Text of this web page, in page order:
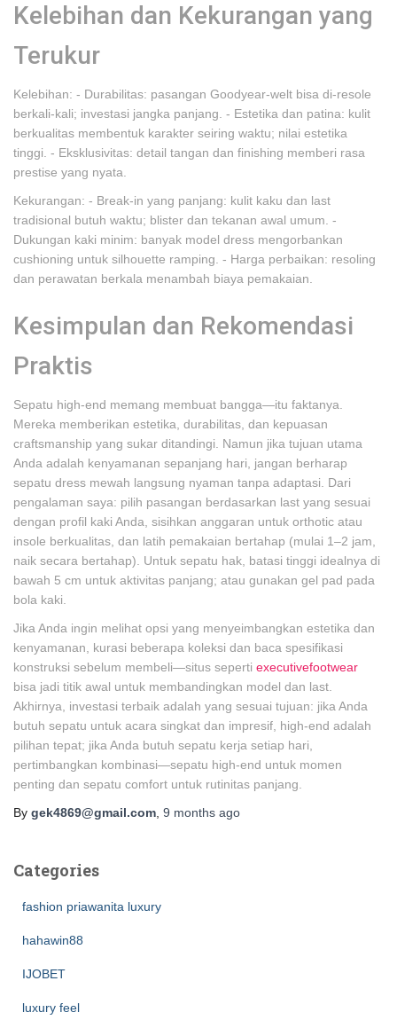
Kelebihan dan Kekurangan yang
Terukur
Kelebihan: - Durabilitas: pasangan Goodyear‑welt bisa di‑resole
berkali‑kali; investasi jangka panjang. - Estetika dan patina: kulit
berkualitas membentuk karakter seiring waktu; nilai estetika
tinggi. - Eksklusivitas: detail tangan dan finishing memberi rasa
prestise yang nyata.
Kekurangan: - Break‑in yang panjang: kulit kaku dan last
tradisional butuh waktu; blister dan tekanan awal umum. -
Dukungan kaki minim: banyak model dress mengorbankan
cushioning untuk silhouette ramping. - Harga perbaikan: resoling
dan perawatan berkala menambah biaya pemakaian.
Kesimpulan dan Rekomendasi
Praktis
Sepatu high-end memang membuat bangga—itu faktanya.
Mereka memberikan estetika, durabilitas, dan kepuasan
craftsmanship yang sukar ditandingi. Namun jika tujuan utama
Anda adalah kenyamanan sepanjang hari, jangan berharap
sepatu dress mewah langsung nyaman tanpa adaptasi. Dari
pengalaman saya: pilih pasangan berdasarkan last yang sesuai
dengan profil kaki Anda, sisihkan anggaran untuk orthotic atau
insole berkualitas, dan latih pemakaian bertahap (mulai 1–2 jam,
naik secara bertahap). Untuk sepatu hak, batasi tinggi idealnya di
bawah 5 cm untuk aktivitas panjang; atau gunakan gel pad pada
bola kaki.
Jika Anda ingin melihat opsi yang menyeimbangkan estetika dan
kenyamanan, kurasi beberapa koleksi dan baca spesifikasi
konstruksi sebelum membeli—situs seperti executivefootwear
bisa jadi titik awal untuk membandingkan model dan last.
Akhirnya, investasi terbaik adalah yang sesuai tujuan: jika Anda
butuh sepatu untuk acara singkat dan impresif, high‑end adalah
pilihan tepat; jika Anda butuh sepatu kerja setiap hari,
pertimbangkan kombinasi—sepatu high‑end untuk momen
penting dan sepatu comfort untuk rutinitas panjang.
By gek4869@gmail.com 9 months ago
Categories
fashion priawanita luxury
hahawin88
IJOBET
luxury feel